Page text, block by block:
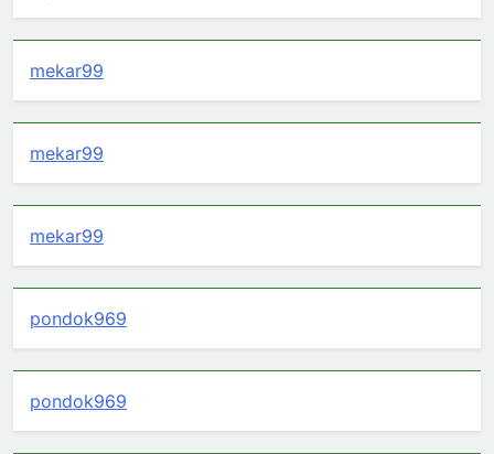
mekar99
mekar99
mekar99
pondok969
pondok969